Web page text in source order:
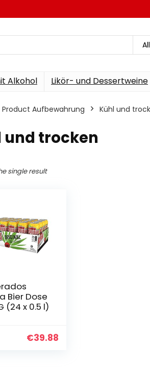
Alkohol Likör- und Dessertweine
Product Aufbewahrung ‎Kühl und
und trocken
single result
Bier Dose
(24 x 0.5 l)
€39.88